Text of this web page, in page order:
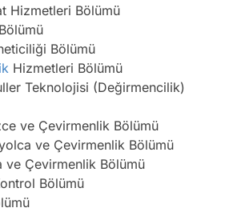
Hizmetleri Bölümü
Bölümü
Hizmetleri Bölümü
Teknolojisi (Değirmencilik)
ve Çevirmenlik Bölümü
ve Çevirmenlik Bölümü
ve Çevirmenlik Bölümü
Bölümü